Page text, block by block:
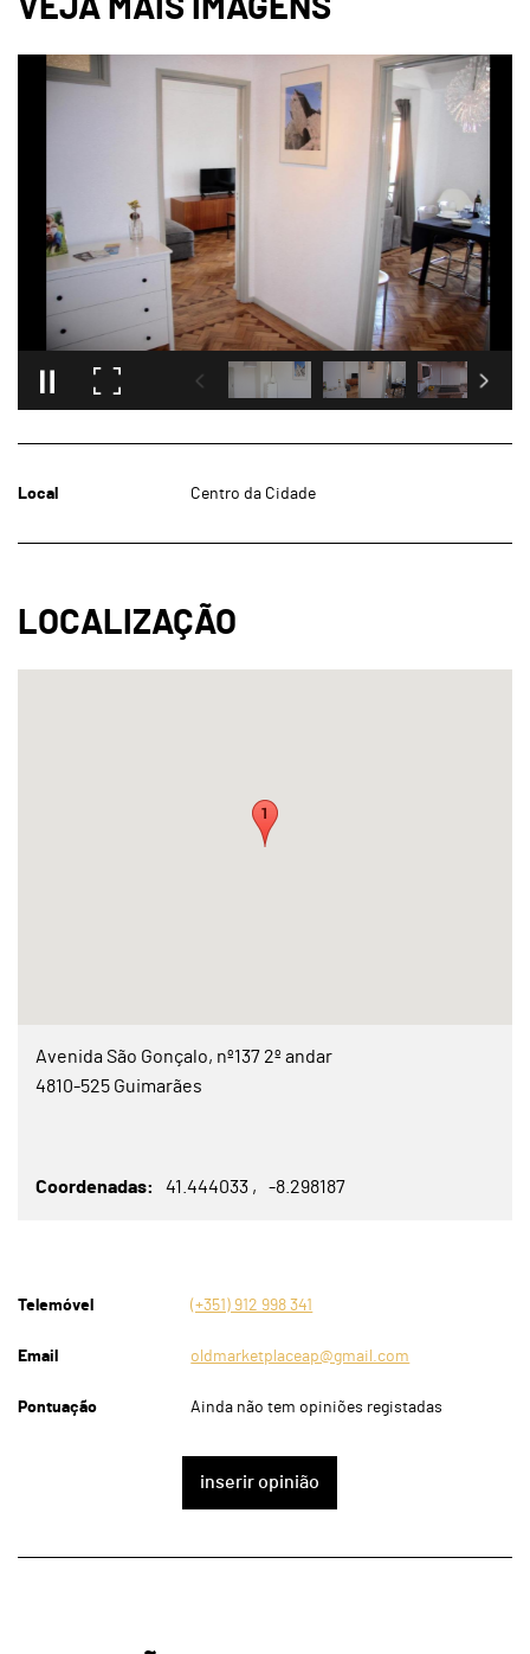
Local Centro da Cidade
Avenida São Gonçalo, nº137 2º andar
4810-525 Guimarães
Coordenadas 41.444033 -8.298187
Telemóvel (+351) 912 998 341
Email oldmarketplaceap@gmail.com
Pontuação Ainda não tem opiniões registadas
inserir opinião